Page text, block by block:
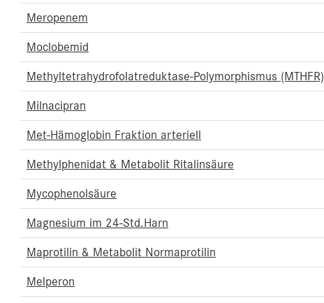
Meropenem
Moclobemid
Methyltetrahydrofolatreduktase-Polymorphismus (MTHFR)
Milnacipran
Met-Hämoglobin Fraktion arteriell
Methylphenidat & Metabolit Ritalinsäure
Mycophenolsäure
Magnesium im 24-Std.Harn
Maprotilin & Metabolit Normaprotilin
Melperon